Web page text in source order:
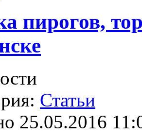
пирогов,
Статьи
25.05.2016